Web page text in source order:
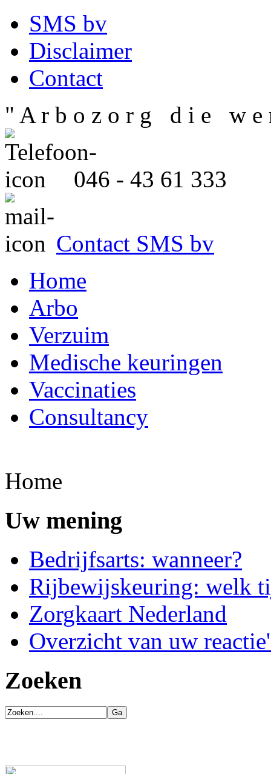
SMS bv
Disclaimer
Contact
" A r b o z o r g d i e w e
046 - 43 61 333
Contact SMS bv
Home
Arbo
Verzuim
Medische keuringen
Vaccinaties
Consultancy
Home
Uw mening
Bedrijfsarts: wanneer?
Rijbewijskeuring: welk
Zorgkaart Nederland
Overzicht van uw
Zoeken